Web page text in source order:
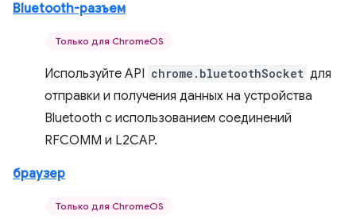
Bluetooth-разъем
Только для ChromeOS
Используйте API chrome.bluetoothSocket для
отправки и получения данных на устройства
Bluetooth с использованием соединений
RFCOMM и L2CAP.
браузер
Только для ChromeOS